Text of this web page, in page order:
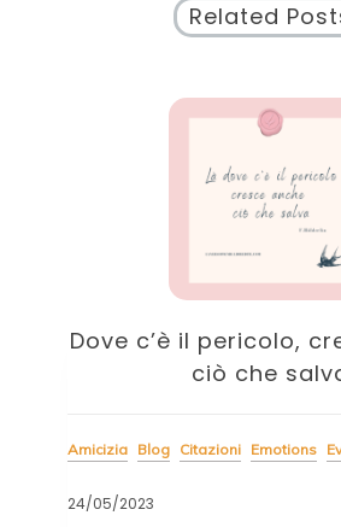
Related
Dove c’è il pericolo,
ciò che
Amicizia Blog Citazioni Emotions
24/05/2023